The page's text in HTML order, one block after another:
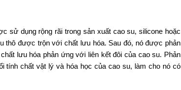
sử dụng rộng rãi trong sản xuất cao su, silicone hoặc
thô được trộn với chất lưu hóa. Sau đó, nó được phản
lưu hóa phản ứng với liên kết đôi của cao su. Phản
tính chất vật lý và hóa học của cao su, làm cho nó có